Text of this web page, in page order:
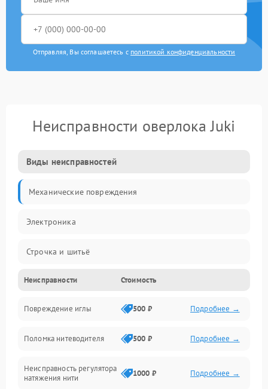
Отправляя, Вы соглашаетесь с политикой конфиденциальности
Неисправности оверлока Juki
Виды неисправностей
Механические повреждения
Электроника
Строчка и шитьё
Прочие неисправности
Подача ткани
Игловодитель и механизмы
Ножи и обрезка
Неисправности Стоимость
Повреждение иглы 500 ₽ Подробнее →
Поломка нитеводителя 500 ₽ Подробнее →
Неисправность регулятора
натяжения нити
1000 ₽ Подробнее →